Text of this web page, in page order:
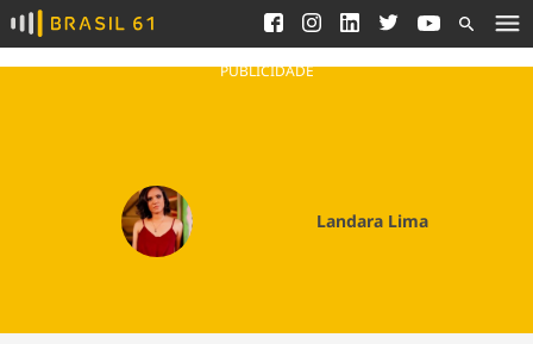
Ver todas as notícias
Podcasts
Fique por dentro do
Congresso Nacional e
nossos líderes.
Saneamento
Indicadores
PUBLICIDADE
Landara Lima